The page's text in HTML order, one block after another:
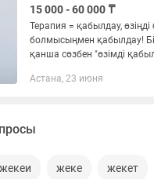
15 000 - 60 000 ₸
Терапия = қабылдау, өзіңді
болмысыңмен қабылдау! Бірақ біз
қанша сөзбен "өзімді
үнемі кінәлі сезіну,
Астана, 23 июня
жеке жекет